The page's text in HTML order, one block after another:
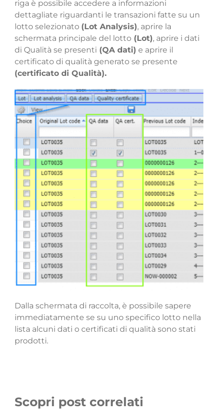
riga è possibile accedere a informazioni
dettagliate riguardanti le transazioni fatte su un
lotto selezionato (Lot Analysis), aprire la
schermata principale del lotto (Lot), aprire i dati
di Qualità se presenti (QA dati) e aprire il
certificato di qualità generato se presente
(certificato di Qualità).
Dalla schermata di raccolta, è possibile sapere
immediatamente se su uno specifico lotto nella
lista alcuni dati o certificati di qualità sono stati
prodotti.
Scopri post correlati